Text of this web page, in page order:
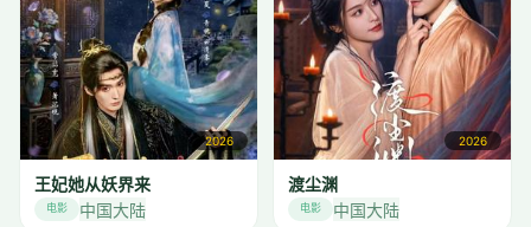
2026
王妃她从妖界来
电影 中国大陆
2026
渡尘渊
电影 中国大陆